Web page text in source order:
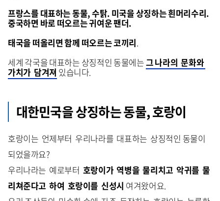
프랑스를 대표하는 동물, 수탉. 미국을 상징하는 흰머리수리.
중국하면 바로 떠오르는 귀여운 팬더.
태국을 떠올리면 함께 떠오르는 코끼리.
세계 각국을 대표하는 상징적인 동물에는그 나라의 문화와
가치가 담겨져 있습니다.
대한민국을 상징하는 동물, 호랑이
호랑이는 언제부터 우리나라를 대표하는 상징적인 동물이
되었을까요?
우리나라는 예로부터 호랑이가 역병을 물리치고 악귀를 물
리쳐준다고 하여 호랑이를 신성시 여겨왔어요.